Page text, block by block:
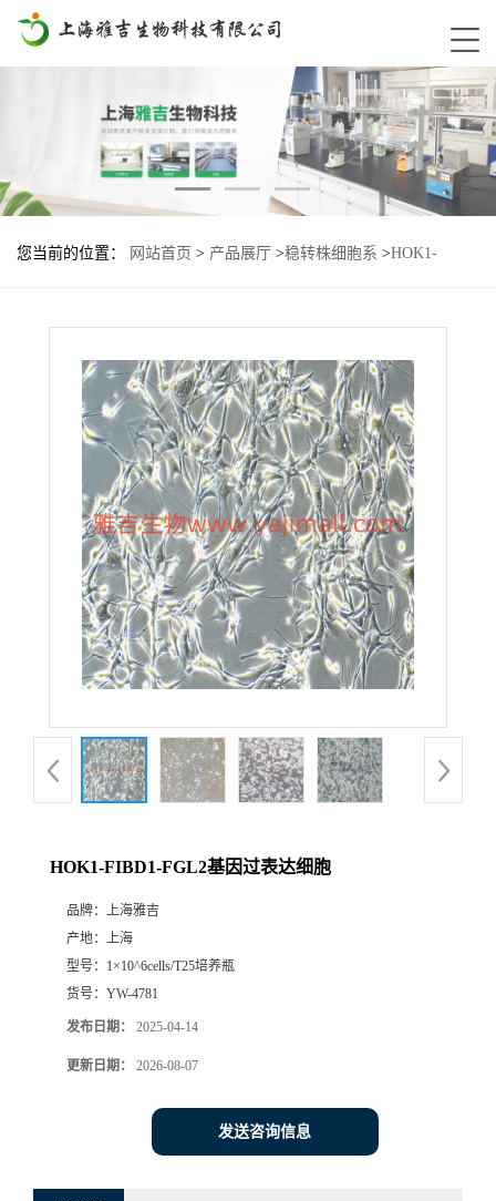
您当前的位置： 网站首页 > 产品展厅 >稳转株细胞系 >HOK1-
HOK1-FIBD1-FGL2基因过表达细胞
品牌： 上海雅吉
产地： 上海
型号： 1×10^6cells/T25培养瓶
货号： YW-4781
发布日期： 2025-04-14
更新日期： 2026-08-07
发送咨询信息